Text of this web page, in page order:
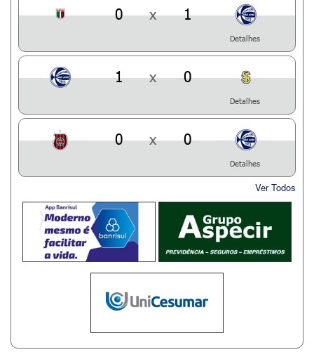
0 x 1
Detalhes
1 x 0
Detalhes
0 x 0
Detalhes
Ver Todos